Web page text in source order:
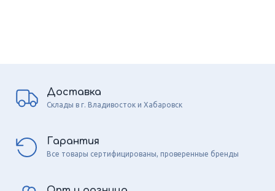
Доставка
Склады в г. Владивосток и Хабаровск
Гарантия
Все товары сертифицированы, проверенные бренды